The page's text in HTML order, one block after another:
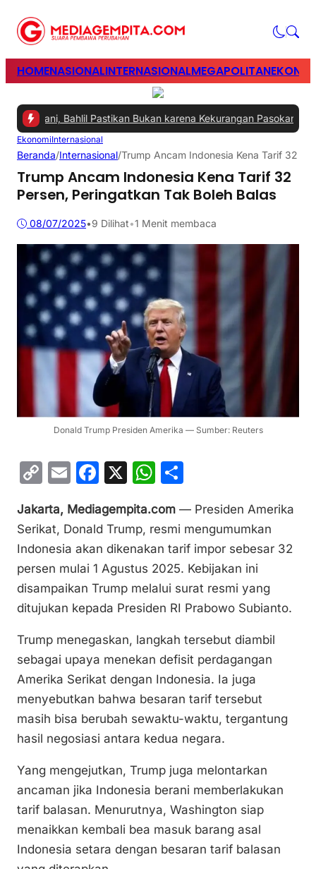
HOMENASIONALINTERNASIONALMEGAPOLITAN
Bahlil Pastikan Bukan karena Kekurangan Pasokan|#2 -
EkonomiInternasional
Beranda/Internasional/Trump Ancam Indonesia Kena Tarif 32
Trump Ancam Indonesia Kena Tarif 32
Persen, Peringatkan Tak Boleh Balas
08/07/2025•9 Dilihat•1 Menit membaca
Donald Trump Presiden Amerika — Sumber: Reuters
C
p
y
Li
n
k
E
ai
l
F
c
e
b
o
o
k
X
W
at
s
A
p
p
ar
e
Jakarta, Mediagempita.com — Presiden Amerika
Serikat, Donald Trump, resmi mengumumkan
Indonesia akan dikenakan tarif impor sebesar 32
persen mulai 1 Agustus 2025. Kebijakan ini
disampaikan Trump melalui surat resmi yang
ditujukan kepada Presiden RI Prabowo Subianto.
Trump menegaskan, langkah tersebut diambil
sebagai upaya menekan defisit perdagangan
Amerika Serikat dengan Indonesia. Ia juga
menyebutkan bahwa besaran tarif tersebut
masih bisa berubah sewaktu-waktu, tergantung
hasil negosiasi antara kedua negara.
Yang mengejutkan, Trump juga melontarkan
ancaman jika Indonesia berani memberlakukan
tarif balasan. Menurutnya, Washington siap
menaikkan kembali bea masuk barang asal
Indonesia setara dengan besaran tarif balasan